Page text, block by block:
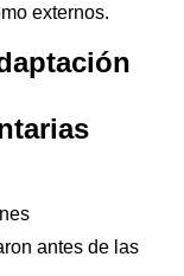
externos.
antes de las